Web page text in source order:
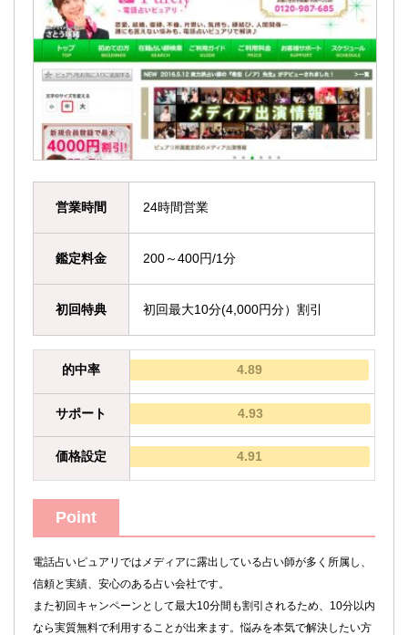
営業時間 24時間営業
鑑定料金 200～400円/1分
初回特典 初回最大10分(4,000円分）割引
的中率 4.89
サポート 4.93
価格設定 4.91
Point
電話占いピュアリではメディアに露出している占い師が多く所属し、
信頼と実績、安心のある占い会社です。
また初回キャンペーンとして最大10分間も割引されるため、10分以内
なら実質無料で利用することが出来ます。悩みを本気で解決したい方